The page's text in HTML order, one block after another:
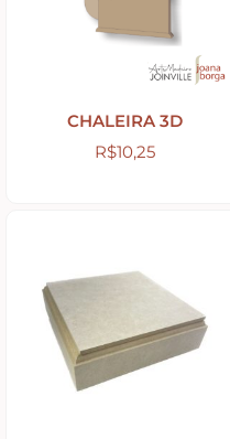
CHALEIRA 3D
R$10,25